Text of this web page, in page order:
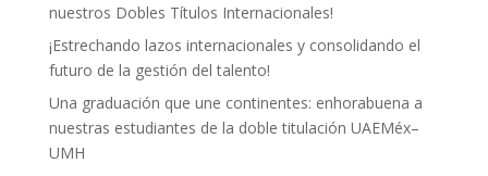
nuestros Dobles Títulos Internacionales!
¡Estrechando lazos internacionales y consolidando el
futuro de la gestión del talento!
Una graduación que une continentes: enhorabuena a
nuestras estudiantes de la doble titulación UAEMéx–
UMH